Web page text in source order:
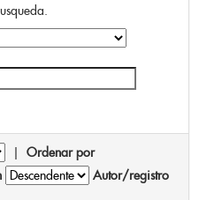
| Ordenar por
Autor/registro